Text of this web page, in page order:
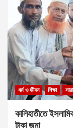
ধর্ম ও জীবন শিক্ষা
কালিহাতীতে
টাকা জমা